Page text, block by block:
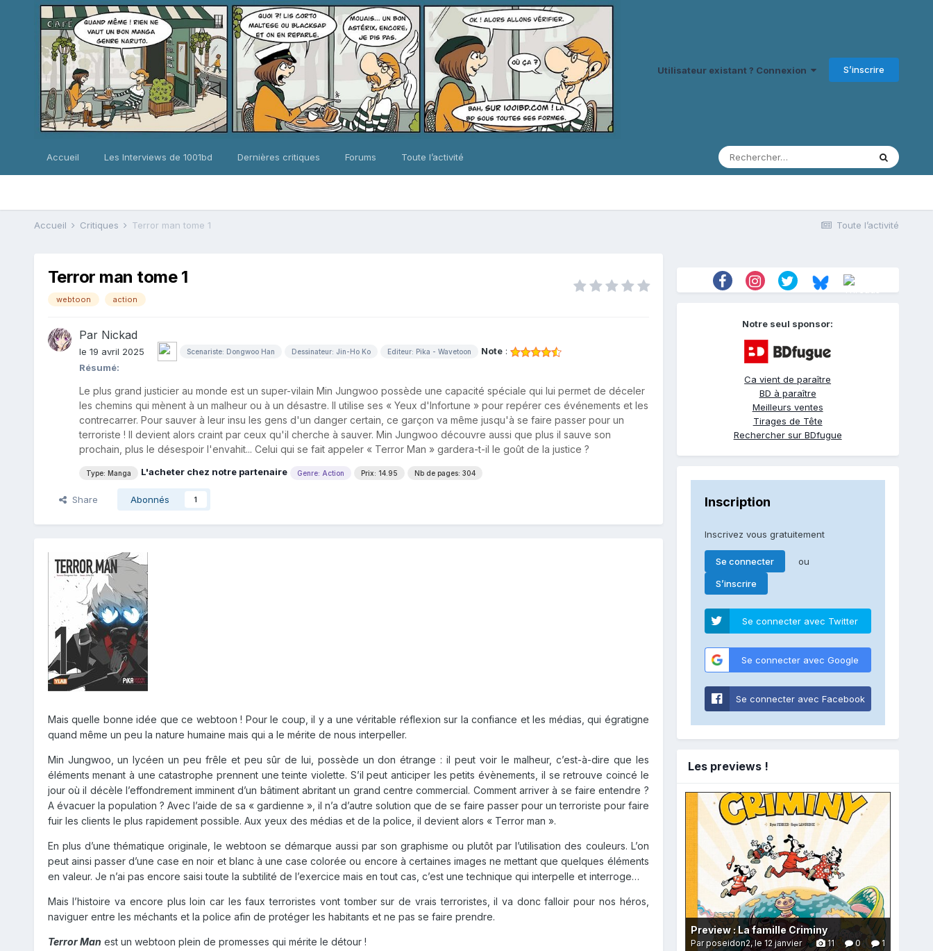
Utilisateur existant ? Connexion S’inscrire
Accueil Les Interviews de 1001bd Dernières critiques Forums Toute l’activité
Toute l’activité
Accueil Critiques Terror man tome 1
Terror man tome 1
webtoon action
Par Nickad
le 19 avril 2025 Scenariste: Dongwoo Han Dessinateur: Jin-Ho Ko Editeur: Pika - Wavetoon Note:
Résumé:
Le plus grand justicier au monde est un super-vilain Min Jungwoo possède une capacité spéciale qui lui permet de déceler
les chemins qui mènent à un malheur ou à un désastre. Il utilise ses « Yeux d'Infortune » pour repérer ces événements et les
contrecarrer. Pour sauver à leur insu les gens d'un danger certain, ce garçon va même jusqu'à se faire passer pour un
terroriste ! Il devient alors craint par ceux qu'il cherche à sauver. Min Jungwoo découvre aussi que plus il sauve son
prochain, plus le désespoir l'envahit... Celui qui se fait appeler « Terror Man » gardera-t-il le goût de la justice ?
Type: Manga L'acheter chez notre partenaire Genre: Action Prix: 14.95 Nb de pages: 304
Share Abonnés 1
Mais quelle bonne idée que ce webtoon ! Pour le coup, il y a une véritable réflexion sur la confiance et les médias, qui égratigne
quand même un peu la nature humaine mais qui a le mérite de nous interpeller.
Min Jungwoo, un lycéen un peu frêle et peu sûr de lui, possède un don étrange : il peut voir le malheur, c’est-à-dire que les
éléments menant à une catastrophe prennent une teinte violette. S’il peut anticiper les petits évènements, il se retrouve coincé le
jour où il décèle l’effondrement imminent d’un bâtiment abritant un grand centre commercial. Comment arriver à se faire entendre ?
A évacuer la population ? Avec l’aide de sa « gardienne », il n’a d’autre solution que de se faire passer pour un terroriste pour faire
fuir les clients le plus rapidement possible. Aux yeux des médias et de la police, il devient alors « Terror man ».
En plus d’une thématique originale, le webtoon se démarque aussi par son graphisme ou plutôt par l’utilisation des couleurs. L’on
peut ainsi passer d’une case en noir et blanc à une case colorée ou encore à certaines images ne mettant que quelques éléments
en valeur. Je n’ai pas encore saisi toute la subtilité de l’exercice mais en tout cas, c’est une technique qui interpelle et interroge…
Mais l’histoire va encore plus loin car les faux terroristes vont tomber sur de vrais terroristes, il va donc falloir pour nos héros,
naviguer entre les méchants et la police afin de protéger les habitants et ne pas se faire prendre.
Terror Man est un webtoon plein de promesses qui mérite le détour !
Notre seul sponsor:
Ca vient de paraître
BD à paraître
Meilleurs ventes
Tirages de Tête
Rechercher sur BDfugue
Inscription
Inscrivez vous gratuitement
Se connecter ou
S’inscrire
Se connecter avec Twitter
Se connecter avec Google
Se connecter avec Facebook
Les previews !
Preview : La famille Criminy
Par poseidon2,le 12 janvier 1
0
11